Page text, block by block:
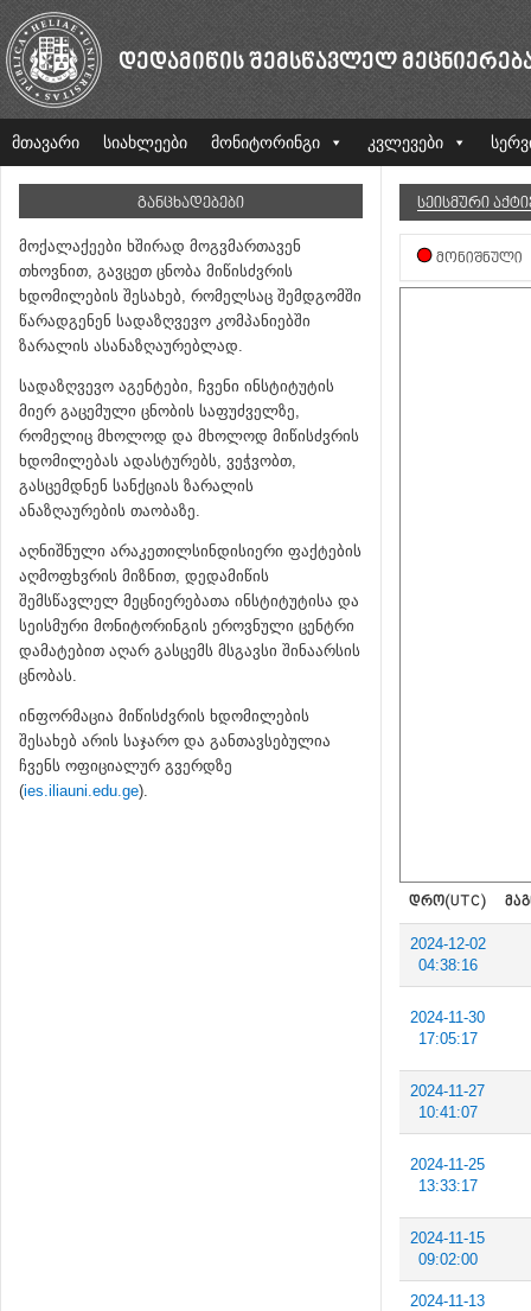
ᲓᲔᲓᲐᲛᲘᲬᲘᲡ ᲨᲔᲛᲡᲬᲐᲕᲚᲔᲚ
მთავარი სიახლეები მონიტორინგი კვლევები
ᲒᲐᲜᲪᲮᲐᲓᲔᲑᲔᲑᲘ
მოქალაქეები ხშირად მოგვმართავენ
თხოვნით, გავცეთ ცნობა მიწისძვრის
ხდომილების შესახებ, რომელსაც შემდგომში
წარადგენენ სადაზღვევო კომპანიებში
ზარალის ასანაზღაურებლად.
სადაზღვევო აგენტები, ჩვენი ინსტიტუტის
მიერ გაცემული ცნობის საფუძველზე,
რომელიც მხოლოდ და მხოლოდ მიწისძვრის
ხდომილებას ადასტურებს, ვეჭვობთ,
გასცემდნენ სანქციას ზარალის
ანაზღაურების თაობაზე.
აღნიშნული არაკეთილსინდისიერი ფაქტების
აღმოფხვრის მიზნით, დედამიწის
შემსწავლელ მეცნიერებათა ინსტიტუტისა და
სეისმური მონიტორინგის ეროვნული ცენტრი
დამატებით აღარ გასცემს მსგავსი შინაარსის
ცნობას.
ინფორმაცია მიწისძვრის ხდომილების
შესახებ არის საჯარო და განთავსებულია
ჩვენს ოფიციალურ გვერდზე
(ies.iliauni.edu.ge).
ᲡᲔᲘᲡᲛᲣᲠᲘ
ᲛᲝᲜᲘᲨᲜᲣᲚᲘ
ᲓᲠᲝ(UTC)
2024-12-02
04:38:16
2024-11-30
17:05:17
2024-11-27
10:41:07
2024-11-25
13:33:17
2024-11-15
09:02:00
2024-11-13